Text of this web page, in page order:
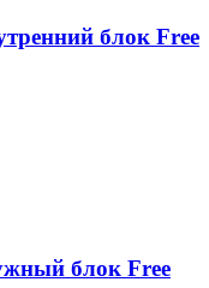
блок Free
блок Free